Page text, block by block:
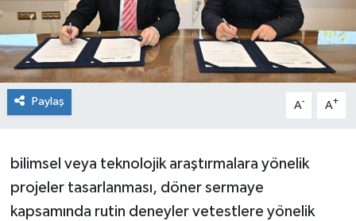
Paylaş A- A+
bilimsel veya teknolojik araştırmalara yönelik
projeler tasarlanması, döner sermaye
kapsamında rutin deneyler vetestlere yönelik